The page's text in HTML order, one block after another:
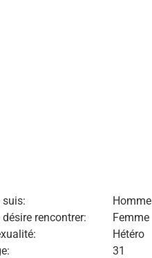
suis:
Homme
désire rencontrer:
Femme
Hétéro
31